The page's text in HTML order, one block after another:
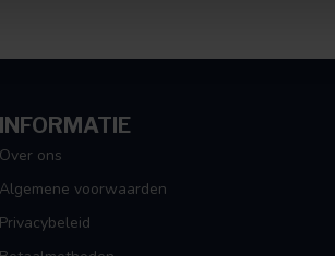
hun services.
INFORMATIE
Over ons
Algemene voorwaarden
Privacybeleid